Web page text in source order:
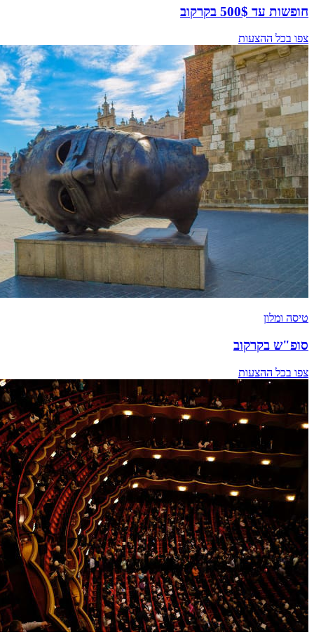
חופשות עד 500$ בקרקוב
צפו בכל ההצעות
טיסה ומלון
סופ"ש בקרקוב
צפו בכל ההצעות